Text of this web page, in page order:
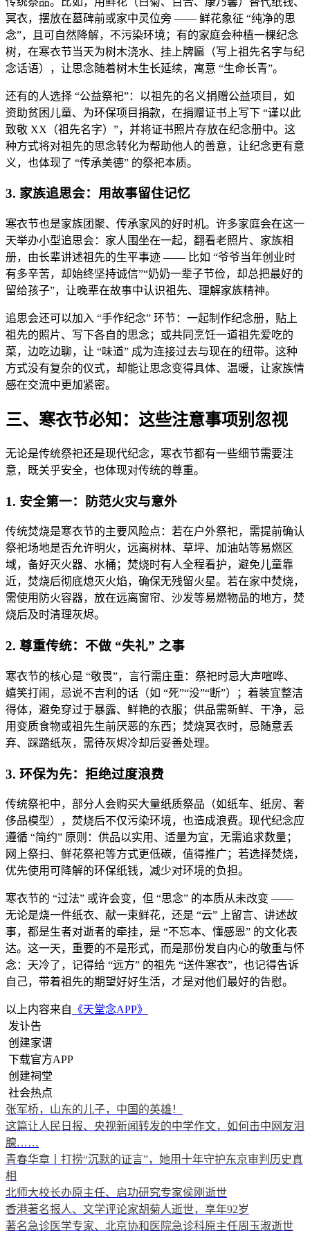
冥衣，摆放在墓碑前或家中灵位旁 —— 鲜花象征 “纯净的思
念”，且可自然降解，不污染环境；有的家庭会种植一棵纪念
树，在寒衣节当天为树木浇水、挂上牌匾（写上祖先名字与纪
念话语），让思念随着树木生长延续，寓意 “生命长青”。
还有的人选择 “公益祭祀”：以祖先的名义捐赠公益项目，如
资助贫困儿童、为环保项目捐款，在捐赠证书上写下 “谨以此
致敬 XX（祖先名字）”，并将证书照片存放在纪念册中。这
种方式将对祖先的思念转化为帮助他人的善意，让纪念更有意
义，也体现了 “传承美德” 的祭祀本质。
3. 家族追思会：用故事留住记忆
寒衣节也是家族团聚、传承家风的好时机。许多家庭会在这一
天举办小型追思会：家人围坐在一起，翻看老照片、家族相
册，由长辈讲述祖先的生平事迹 —— 比如 “爷爷当年创业时
有多辛苦，却始终坚持诚信”“奶奶一辈子节俭，却总把最好的
留给孩子”，让晚辈在故事中认识祖先、理解家族精神。
追思会还可以加入 “手作纪念” 环节：一起制作纪念册，贴上
祖先的照片、写下各自的思念；或共同烹饪一道祖先爱吃的
菜，边吃边聊，让 “味道” 成为连接过去与现在的纽带。这种
方式没有复杂的仪式，却能让思念变得具体、温暖，让家族情
感在交流中更加紧密。
三、寒衣节必知：这些注意事项别忽视
无论是传统祭祀还是现代纪念，寒衣节都有一些细节需要注
意，既关乎安全，也体现对传统的尊重。
1. 安全第一：防范火灾与意外
传统焚烧是寒衣节的主要风险点：若在户外祭祀，需提前确认
祭祀场地是否允许明火，远离树林、草坪、加油站等易燃区
域，备好灭火器、水桶；焚烧时有人全程看护，避免儿童靠
近，焚烧后彻底熄灭火焰，确保无残留火星。若在家中焚烧，
需使用防火容器，放在远离窗帘、沙发等易燃物品的地方，焚
烧后及时清理灰烬。
2. 尊重传统：不做 “失礼” 之事
寒衣节的核心是 “敬畏”，言行需庄重：祭祀时忌大声喧哗、
嬉笑打闹，忌说不吉利的话（如 “死”“没”“断”）；着装宜整洁
得体，避免穿过于暴露、鲜艳的衣服；供品需新鲜、干净，忌
用变质食物或祖先生前厌恶的东西；焚烧冥衣时，忌随意丢
弃、踩踏纸灰，需待灰烬冷却后妥善处理。
3. 环保为先：拒绝过度浪费
传统祭祀中，部分人会购买大量纸质祭品（如纸车、纸房、奢
侈品模型），焚烧后不仅污染环境，也造成浪费。现代纪念应
遵循 “简约” 原则：供品以实用、适量为宜，无需追求数量；
网上祭扫、鲜花祭祀等方式更低碳，值得推广；若选择焚烧，
优先使用可降解的环保纸钱，减少对环境的负担。
寒衣节的 “过法” 或许会变，但 “思念” 的本质从未改变 ——
无论是烧一件纸衣、献一束鲜花，还是 “云” 上留言、讲述故
事，都是生者对逝者的牵挂，是 “不忘本、懂感恩” 的文化表
达。这一天，重要的不是形式，而是那份发自内心的敬重与怀
念：天冷了，记得给 “远方” 的祖先 “送件寒衣”，也记得告诉
自己，带着祖先的期望好好生活，才是对他们最好的告慰。
以上内容来自 《天堂念APP》
发讣告
创建家谱
下载官方APP
创建祠堂
社会热点
张军桥，山东的儿子，中国的英雄！
这篇让人民日报、央视新闻转发的中学作文，如何击中网友泪
腺……
青春华章丨打捞“沉默的证言”，她用十年守护东京审判历史真
相
北师大校长办原主任、启功研究专家侯刚逝世
香港著名报人、文学评论家胡菊人逝世，享年92岁
著名急诊医学专家、北京协和医院急诊科原主任周玉淑逝世